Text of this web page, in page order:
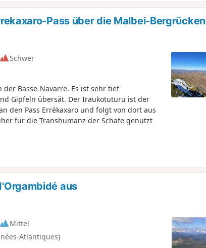
Pass über die Malbei-Bergrücken
Schwer
Basse-Navarre. Es ist sehr tief
Gipfeln übersät. Der Iraukotuturu ist der
den Pass Errékaxaro und folgt von dort aus
für die Transhumanz der Schafe genutzt
aus
Mittel
Atlantiques)